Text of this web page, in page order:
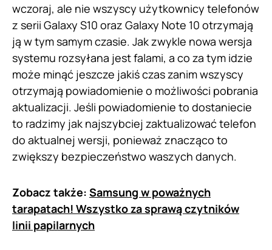
wczoraj, ale nie wszyscy użytkownicy telefonów
z serii Galaxy S10 oraz Galaxy Note 10 otrzymają
ją w tym samym czasie. Jak zwykle nowa wersja
systemu rozsyłana jest falami, a co za tym idzie
może minąć jeszcze jakiś czas zanim wszyscy
otrzymają powiadomienie o możliwości pobrania
aktualizacji. Jeśli powiadomienie to dostaniecie
to radzimy jak najszybciej zaktualizować telefon
do aktualnej wersji, ponieważ znacząco to
zwiększy bezpieczeństwo waszych danych.
Zobacz także: Samsung w poważnych
tarapatach! Wszystko za sprawą czytników
linii papilarnych